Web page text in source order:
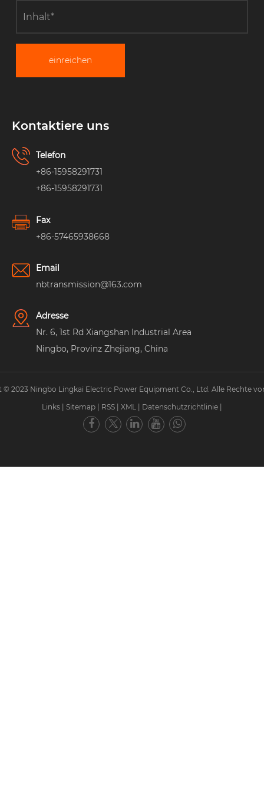
einreichen
Kontaktiere uns
Telefon
+86-15958291731
+86-15958291731
Fax
+86-57465938668
Email
nbtransmission@163.com
Adresse
Nr. 6, 1st Rd Xiangshan Industrial Area
Ningbo, Provinz Zhejiang, China
© 2023 Ningbo Lingkai Electric Power Equipment Co., Ltd. Alle Rechte
Links
Sitemap RSS XML Datenschutzrichtlinie